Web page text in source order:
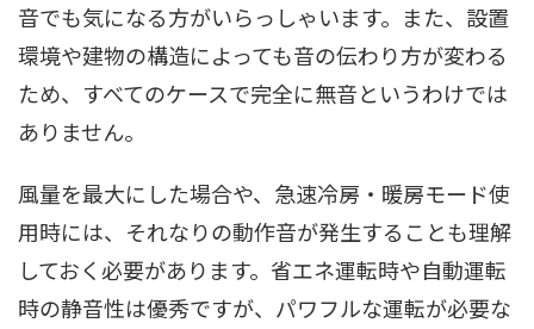
音でも気になる方がいらっしゃいます。また、設置
環境や建物の構造によっても音の伝わり方が変わる
ため、すべてのケースで完全に無音というわけでは
ありません。
風量を最大にした場合や、急速冷房・暖房モード使
用時には、それなりの動作音が発生することも理解
しておく必要があります。省エネ運転時や自動運転
時の静音性は優秀ですが、パワフルな運転が必要な